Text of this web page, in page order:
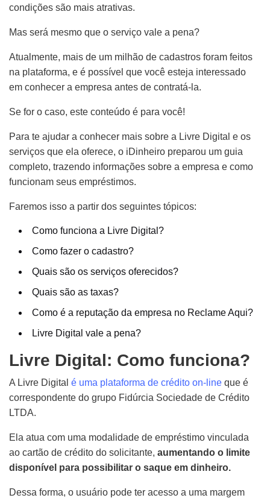
condições são mais atrativas.
Mas será mesmo que o serviço vale a pena?
Atualmente, mais de um milhão de cadastros foram feitos
na plataforma, e é possível que você esteja interessado
em conhecer a empresa antes de contratá-la.
Se for o caso, este conteúdo é para você!
Para te ajudar a conhecer mais sobre a Livre Digital e os
serviços que ela oferece, o iDinheiro preparou um guia
completo, trazendo informações sobre a empresa e como
funcionam seus empréstimos.
Faremos isso a partir dos seguintes tópicos:
Como funciona a Livre Digital?
Como fazer o cadastro?
Quais são os serviços oferecidos?
Quais são as taxas?
Como é a reputação da empresa no Reclame Aqui?
Livre Digital vale a pena?
Livre Digital: Como funciona?
A Livre Digital é uma plataforma de crédito on-line que é
correspondente do grupo Fidúrcia Sociedade de Crédito
LTDA.
Ela atua com uma modalidade de empréstimo vinculada
ao cartão de crédito do solicitante, aumentando o limite
disponível para possibilitar o saque em dinheiro.
Dessa forma, o usuário pode ter acesso a uma margem